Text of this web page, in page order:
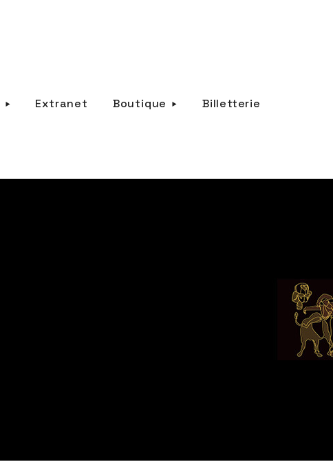
Extranet Boutique Billetterie